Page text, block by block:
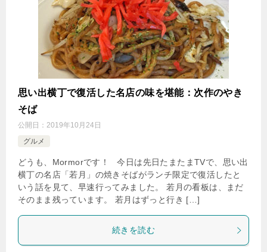
思い出横丁で復活した名店の味を堪能：次作のやき
そば
公開日： 2019年10月24日
グルメ
どうも、Mormorです！ 今日は先日たまたまTVで、思い出
横丁の名店「若月」の焼きそばがランチ限定で復活したと
いう話を見て、早速行ってみました。 若月の看板は、まだ
そのまま残っています。 若月はずっと行き […]
続きを読む